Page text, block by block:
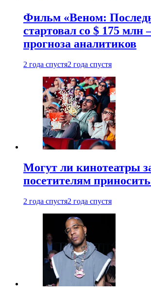
Фильм «Веном:
стартовал со $ 175
прогноза аналитиков
2 года спустя2 года спустя
Могут ли кинотеатры
посетителям
2 года спустя2 года спустя